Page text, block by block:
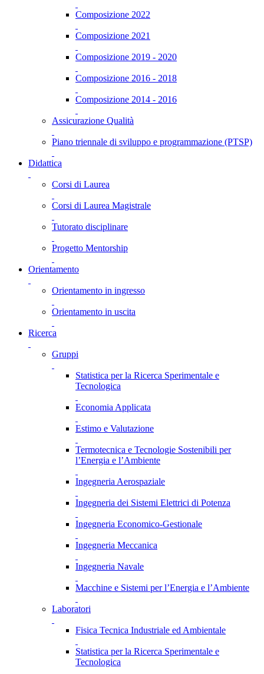
Composizione 2022
Composizione 2021
Composizione 2019 - 2020
Composizione 2016 - 2018
Composizione 2014 - 2016
Assicurazione Qualità
Piano triennale di sviluppo e programmazione (PTSP)
Didattica
Corsi di Laurea
Corsi di Laurea Magistrale
Tutorato disciplinare
Progetto Mentorship
Orientamento
Orientamento in ingresso
Orientamento in uscita
Ricerca
Gruppi
Statistica per la Ricerca Sperimentale e
Tecnologica
Economia Applicata
Estimo e Valutazione
Termotecnica e Tecnologie Sostenibili per
l’Energia e l’Ambiente
Ingegneria Aerospaziale
Ingegneria dei Sistemi Elettrici di Potenza
Ingegneria Economico-Gestionale
Ingegneria Meccanica
Ingegneria Navale
Macchine e Sistemi per l’Energia e l’Ambiente
Laboratori
Fisica Tecnica Industriale ed Ambientale
Statistica per la Ricerca Sperimentale e
Tecnologica